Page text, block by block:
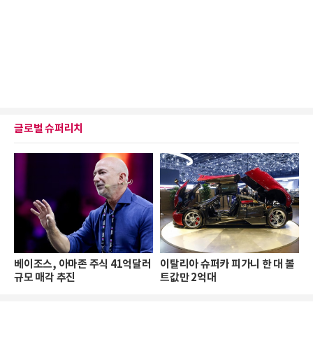
글로벌 슈퍼리치
베이조스, 아마존 주식 41억달러
규모 매각 추진
이탈리아 슈퍼카 피가니 한 대 볼
트값만 2억대